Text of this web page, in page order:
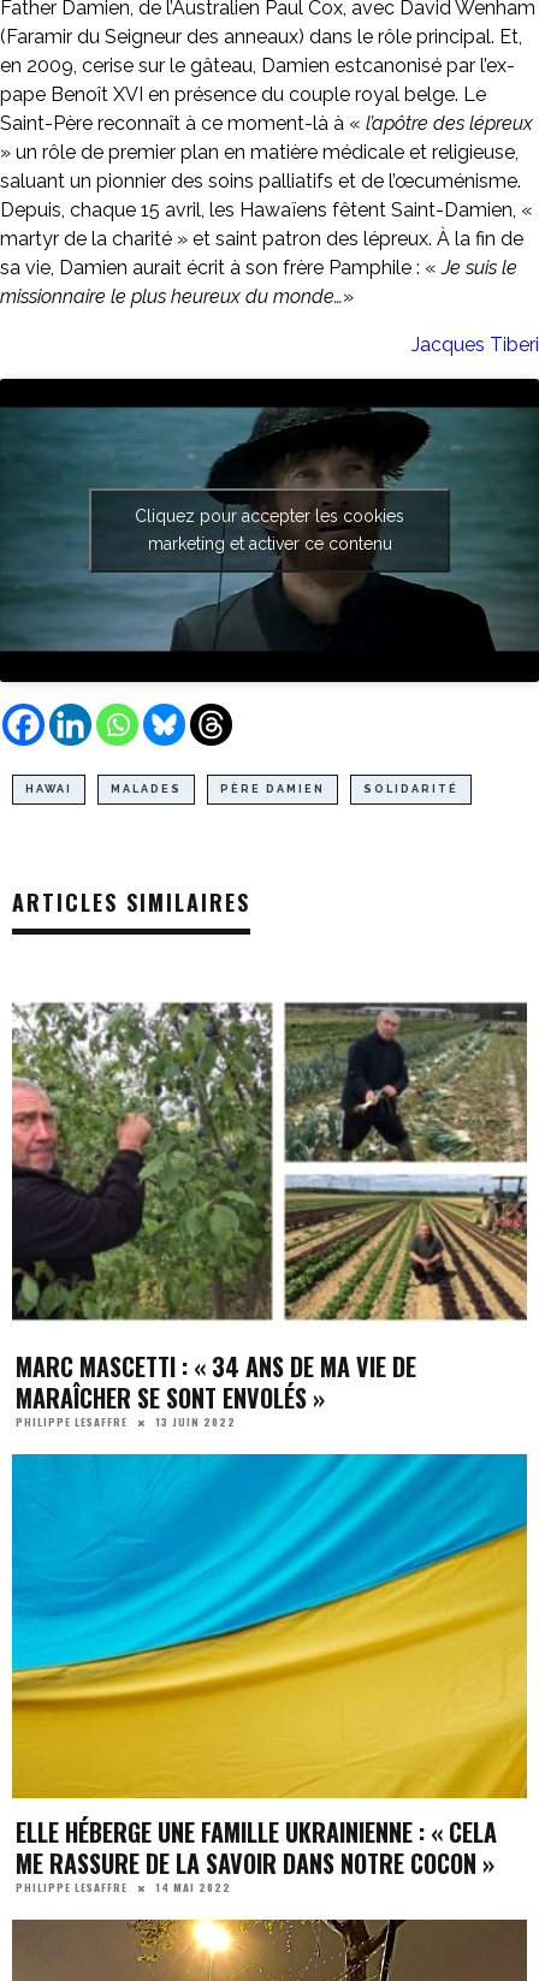
Father Damien, de l’Australien Paul Cox, avec David Wenham
(Faramir du Seigneur des anneaux) dans le rôle principal. Et,
en 2009, cerise sur le gâteau, Damien estcanonisé par l’ex-
pape Benoît XVI en présence du couple royal belge. Le
Saint-Père reconnaît à ce moment-là à « l’apôtre des lépreux
» un rôle de premier plan en matière médicale et religieuse,
saluant un pionnier des soins palliatifs et de l’œcuménisme.
Depuis, chaque 15 avril, les Hawaïens fêtent Saint-Damien, «
martyr de la charité » et saint patron des lépreux. À la fin de
sa vie, Damien aurait écrit à son frère Pamphile : «Je suis le
missionnaire le plus heureux du monde…»
Jacques Tiberi
Cliquez pour accepter les cookies
marketing et activer ce contenu
HAWAI MALADES PÈRE DAMIEN SOLIDARITÉ
ARTICLES SIMILAIRES
MARC MASCETTI : « 34 ANS DE MA VIE DE
MARAÎCHER SE SONT ENVOLÉS »
PHILIPPE LESAFFRE 13 JUIN 2022
ELLE HÉBERGE UNE FAMILLE UKRAINIENNE : « CELA
ME RASSURE DE LA SAVOIR DANS NOTRE COCON »
PHILIPPE LESAFFRE 14 MAI 2022